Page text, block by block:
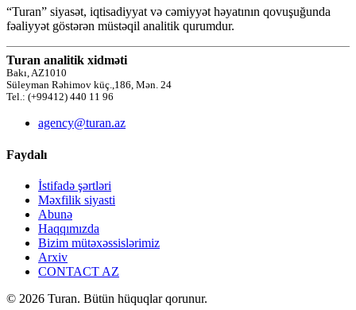
“Turan” siyasət, iqtisadiyyat və cəmiyyət həyatının qovuşuğunda
fəaliyyət göstərən müstəqil analitik qurumdur.
Turan analitik xidməti
Bakı, AZ1010
Süleyman Rəhimov küç.,186, Mən. 24
Tel.: (+99412) 440 11 96
agency@turan.az
Faydalı
İstifadə şərtləri
Məxfilik siyasti
Abunə
Haqqımızda
Bizim mütəxəssislərimiz
Arxiv
CONTACT AZ
© 2026 Turan. Bütün hüquqlar qorunur.